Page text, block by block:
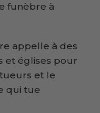
funèbre à
appelle à des
et églises pour
et le
qui tue